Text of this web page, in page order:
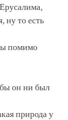
ну то есть
помимо
он ни был
природа у